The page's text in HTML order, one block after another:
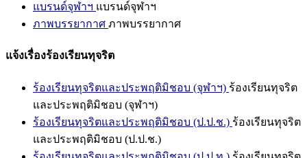
แบรนด์จุฬาฯ แบรนด์จุฬาฯ
ภาพบรรยากาศ ภาพบรรยากาศ
แจ้งเรื่องร้องเรียนทุจริต
ร้องเรียนทุจริตและประพฤติมิชอบ (จุฬาฯ) ร้องเรียนทุจริต
และประพฤติมิชอบ (จุฬาฯ)
ร้องเรียนทุจริตและประพฤติมิชอบ (ป.ป.ช.) ร้องเรียนทุจริต
และประพฤติมิชอบ (ป.ป.ช.)